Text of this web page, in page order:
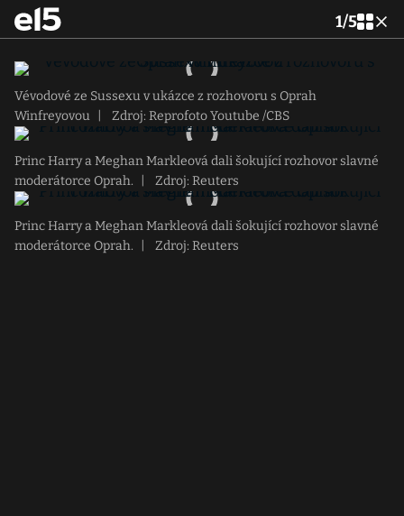
1/5
Vévodové ze Sussexu v ukázce z rozhovoru s Oprah
Winfreyovou
Zdroj: Reprofoto Youtube /CBS
Princ Harry a Meghan Markleová dali šokující rozhovor slavné
moderátorce Oprah.
Zdroj: Reuters
Princ Harry a Meghan Markleová dali šokující rozhovor slavné
moderátorce Oprah.
Zdroj: Reuters